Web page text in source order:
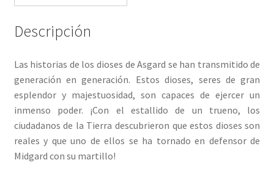
Descripción
Las historias de los dioses de Asgard se han transmitido de
generación en generación. Estos dioses, seres de gran
esplendor y majestuosidad, son capaces de ejercer un
inmenso poder. ¡Con el estallido de un trueno, los
ciudadanos de la Tierra descubrieron que estos dioses son
reales y que uno de ellos se ha tornado en defensor de
Midgard con su martillo!